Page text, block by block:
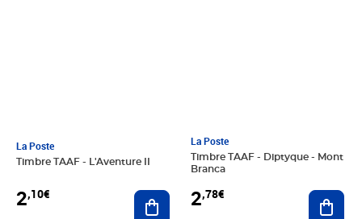
La Poste
Timbre TAAF - L'Aventure II
2,10€ Ajouter au panier
La Poste
Timbre TAAF - Diptyque - Mont
Branca
2,78€